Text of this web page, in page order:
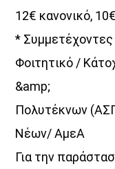
12€ κανονικό,
*
Φοιτητικό /
&amp;
Πολυτέκνων
Νέων/ ΑμεΑ
Για την